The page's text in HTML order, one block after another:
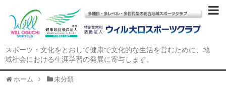
スポーツ・文化をとおして健康で文化的な生活を営むために、地
域社会における生涯学習の発展に寄与します。
ホーム 未分類